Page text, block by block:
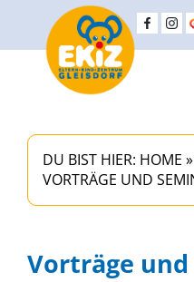
DU BIST HIER: HOME »
VORTRÄGE UND
Vorträge